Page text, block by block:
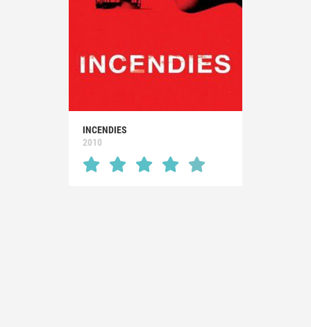
INCENDIES
2010